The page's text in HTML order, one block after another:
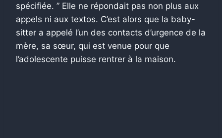
spécifiée. ” Elle ne répondait pas non plus aux
appels ni aux textos. C’est alors que la baby-
sitter a appelé l’un des contacts d’urgence de la
mère, sa sœur, qui est venue pour que
l’adolescente puisse rentrer à la maison.